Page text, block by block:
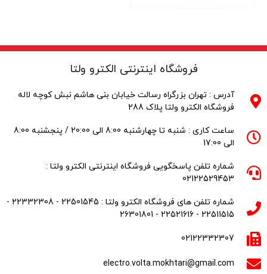
فروشگاه اینترنتی الکترو ولتا
آدرس : تهران بزرگراه رسالت خیابان بنی هاشم نبش کوچه لاله
فروشگاه الکترو ولتا پلاک 288
ساعت کاری : شنبه تا چهارشنبه 8:00 الی 20:00 / پنجشنبه 8:00
الی 17:00
شماره تلفن پاسخگویی فروشگاه اینترنتی الکترو ولتا :
02122529453
شماره تلفن های فروشگاه الکترو ولتا : 22501545 - 22332308 -
22511515 - 22521616 - 26301801
02122332307
electro.volta.mokhtari@gmail.com